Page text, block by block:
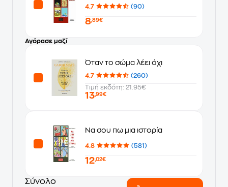
4.7 (90)
8,89€
Αγόρασε μαζί
Όταν το σώμα λέει όχι
4.7
(260)
Τιμή εκδότη: 21.95€
13,99€
Να σου πω μια ιστορία
4.8 (581)
12,02€
Σύνολο